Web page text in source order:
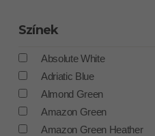
Színek
Absolute White
Adriatic Blue
Almond Green
Amazon Green
Amazon Green Heather